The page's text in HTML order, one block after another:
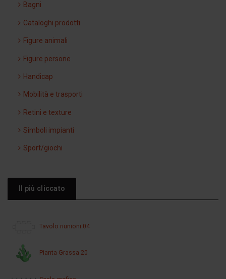
Bagni
Cataloghi prodotti
Figure animali
Figure persone
Handicap
Mobilità e trasporti
Retini e texture
Simboli impianti
Sport/giochi
Il più cliccato
Tavolo riunioni 04
Pianta Grassa 20